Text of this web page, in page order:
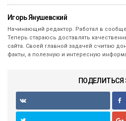
Игорь Янушевский
Начинающий редактор. Работал в
Теперь стараюсь доставлять
сайта. Своей главной задачей считаю
факты, а полезную и интересную
ПОДЕЛИТЬСЯ